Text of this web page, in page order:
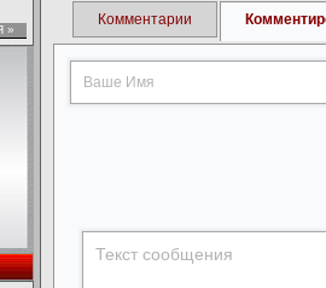
»
Комментарии